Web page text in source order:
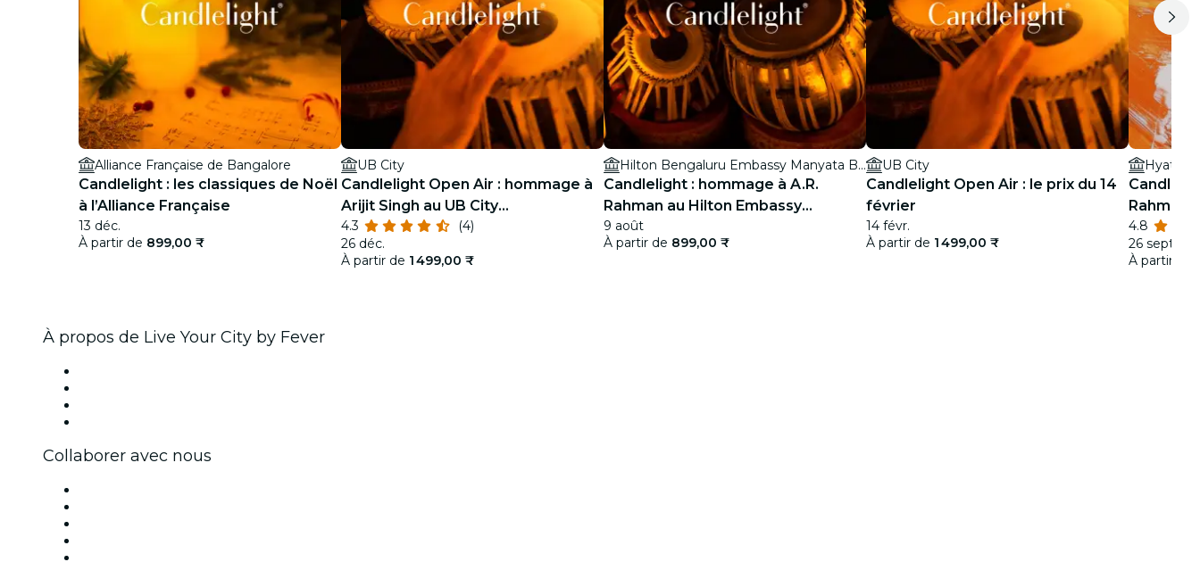
Alliance Française de Bangalore
Candlelight : les classiques de Noël
à l’Alliance Française
13 déc.
À partir de 899,00 ₹
UB City
Candlelight Open Air : hommage à
Arijit Singh au UB City
Amphitheatre
4.3
(4)
26 déc.
À partir de 1 499,00 ₹
Hilton Bengaluru Embassy Manyata Business Park
Candlelight : hommage à A.R.
Rahman au Hilton Embassy
Manyata
9 août
À partir de 899,00 ₹
UB City
Candlelight Open Air : le prix du 14
février
14 févr.
À partir de 1 499,00 ₹
Hyatt
Rahman
4.8
26 sept.
À partir de
À propos de Live Your City by Fever
Collaborer avec nous